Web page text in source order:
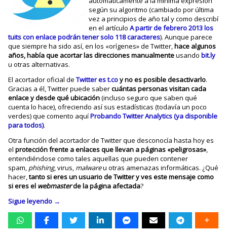
según su algoritmo (cambiado por última
vez a principios de año tal y como describí
en el artículo A partir de febrero 2013 los
tuits con enlace podrán tener solo 118 caracteres). Aunque parece
que siempre ha sido así, en los «orígenes» de Twitter, hace algunos
años, había que acortar las direcciones manualmenteusando bit.ly
u otras alternativas.
El acortador oficial deTwitter est.coy no es posible desactivarlo.
Gracias a él, Twitter puede sabercuántas personas visitan cada
enlace y desde qué ubicación(incluso seguro que saben qué
cuenta lo hace), ofreciendo así sus estadísticas (todavía un poco
verdes) que comento aquíProbando Twitter Analytics (ya disponible
para todos).
Otra función del acortador de Twitter que desconocía hasta hoy es
elprotección frente a enlaces que llevan a páginas «peligrosas»,
entendiéndose como tales aquellas que pueden contener
spam, phishing, virus, malwareu otras amenazas informáticas. ¿Qué
hacer,tanto si eres un usuario de Twitter y ves este mensaje como
si eres el webmasterde la página afectada?
Sigue leyendo →